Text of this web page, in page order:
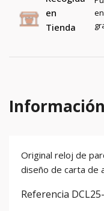
en
Tienda
Original reloj de
diseño de carta de
Referencia